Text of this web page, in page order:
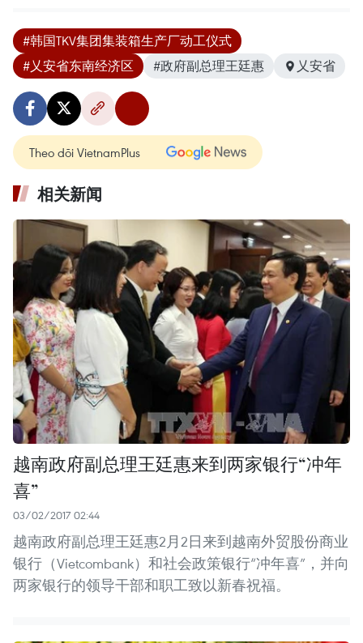
#韩国TKV集团集装箱生产厂动工仪式
#乂安省东南经济区
#政府副总理王廷惠 乂安省
Theo dõi VietnamPlus
相关新闻
越南政府副总理王廷惠来到两家银行“冲年
喜”
03/02/2017 02:44
越南政府副总理王廷惠2月2日来到越南外贸股份商业
银行（Vietcombank）和社会政策银行“冲年喜”，并向
两家银行的领导干部和职工致以新春祝福。